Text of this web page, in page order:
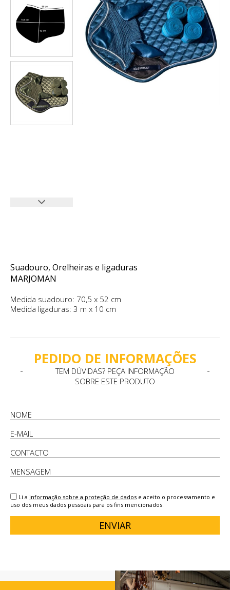
Suadouro, Orelheiras e ligaduras
MARJOMAN
Medida suadouro: 70,5 x 52 cm
Medida ligaduras: 3 m x 10 cm
PEDIDO DE INFORMAÇÕES
TEM DÚVIDAS? PEÇA INFORMAÇÃO
SOBRE ESTE PRODUTO
Li a informação sobre a proteção de dados e aceito o processamento e
uso dos meus dados pessoais para os fins mencionados.
ENVIAR